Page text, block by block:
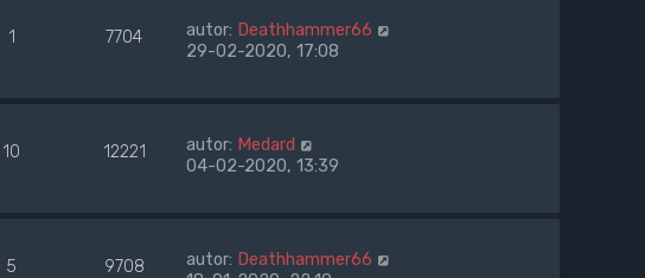
1 7704 autor: Deathhammer66
29-02-2020, 17:08
10 12221 autor: Medard
04-02-2020, 13:39
5 9708 autor: Deathhammer66